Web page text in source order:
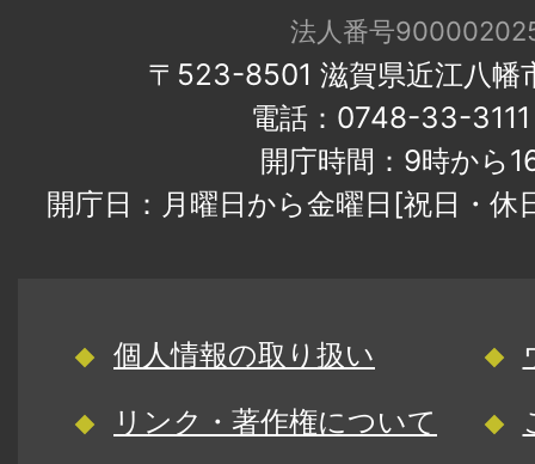
法人番号
〒523-8501 滋賀県近江八幡
電話：0748-33-
開庁時間：9時から
開庁日：月曜日から金曜日[祝日・
個人情報の取り扱い
リンク・著作権について